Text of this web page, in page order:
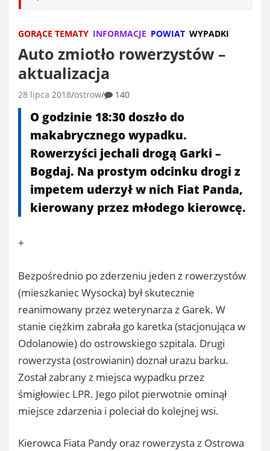
GORĄCE TEMATY INFORMACJE POWIAT WYPADKI
Auto zmiotło rowerzystów –
aktualizacja
28 lipca 2018 ostrow 140
O godzinie 18:30 doszło do
makabrycznego wypadku.
Rowerzyści jechali drogą Garki –
Bogdaj. Na prostym odcinku drogi z
impetem uderzył w nich Fiat Panda,
kierowany przez młodego kierowcę.
+
Bezpośrednio po zderzeniu jeden z rowerzystów
(mieszkaniec Wysocka) był skutecznie
reanimowany przez weterynarza z Garek. W
stanie ciężkim zabrała go karetka (stacjonująca w
Odolanowie) do ostrowskiego szpitala. Drugi
rowerzysta (ostrowianin) doznał urazu barku.
Został zabrany z miejsca wypadku przez
śmigłowiec LPR. Jego pilot pierwotnie ominął
miejsce zdarzenia i poleciał do kolejnej wsi.
Kierowca Fiata Pandy oraz rowerzysta z Ostrowa